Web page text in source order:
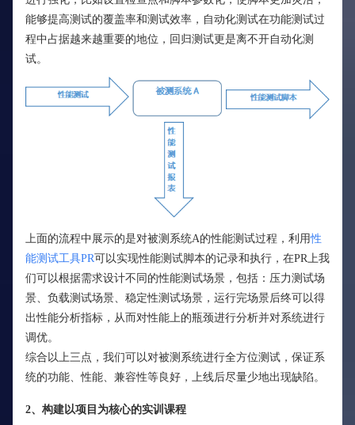
能够提高测试的覆盖率和测试效率，自动化测试在功能测试过
程中占据越来越重要的地位，回归测试更是离不开自动化测
试。
上面的流程中展示的是对被测系统A的性能测试过程，利用性
能测试工具PR可以实现性能测试脚本的记录和执行，在PR上我
们可以根据需求设计不同的性能测试场景，包括：压力测试场
景、负载测试场景、稳定性测试场景，运行完场景后终可以得
出性能分析指标，从而对性能上的瓶颈进行分析并对系统进行
调优。
综合以上三点，我们可以对被测系统进行全方位测试，保证系
统的功能、性能、兼容性等良好，上线后尽量少地出现缺陷。
2、构建以项目为核心的实训课程